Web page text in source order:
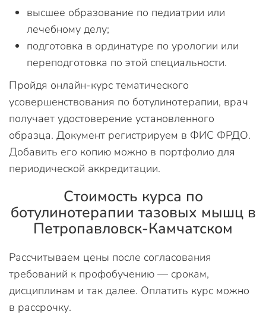
высшее образование по педиатрии или
лечебному делу;
подготовка в ординатуре по урологии или
переподготовка по этой специальности.
Пройдя онлайн-курс тематического
усовершенствования по ботулинотерапии, врач
получает удостоверение установленного
образца. Документ регистрируем в ФИС ФРДО.
Добавить его копию можно в портфолио для
периодической аккредитации.
Стоимость курса по
ботулинотерапии тазовых мышц в
Петропавловск-Камчатском
Рассчитываем цены после согласования
требований к профобучению — срокам,
дисциплинам и так далее. Оплатить курс можно
в рассрочку.